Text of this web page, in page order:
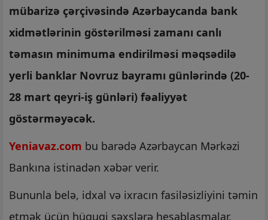
mübarizə çərçivəsində Azərbaycanda bank
xidmətlərinin göstərilməsi zamanı canlı
təmasın minimuma endirilməsi məqsədilə
yerli banklar Novruz bayramı günlərində (20-
28 mart qeyri-iş günləri) fəaliyyət
göstərməyəcək.
Yeniavaz.com bu barədə Azərbaycan Mərkəzi
Bankına istinadən xəbər verir.
Bununla belə, idxal və ixracın fasiləsizliyini təmin
etmək üçün hüquqi şəxslərə hesablaşmalar,